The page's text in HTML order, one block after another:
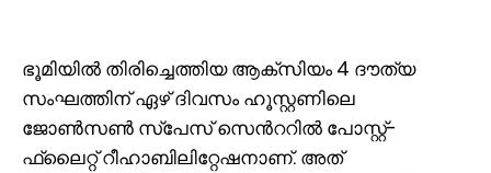
ഭൂമിയില്‍ തിരിച്ചെത്തിയ ആക്സിയം 4 ദൗത്യ
സംഘത്തിന് ഏഴ് ദിവസം ഹൂസ്റ്റണിലെ
ജോൺസൺ സ്‌പേസ് സെന്‍ററില്‍ പോസ്റ്റ്-
ഫ്ലൈറ്റ് റീഹാബിലിറ്റേഷനാണ്. അത്